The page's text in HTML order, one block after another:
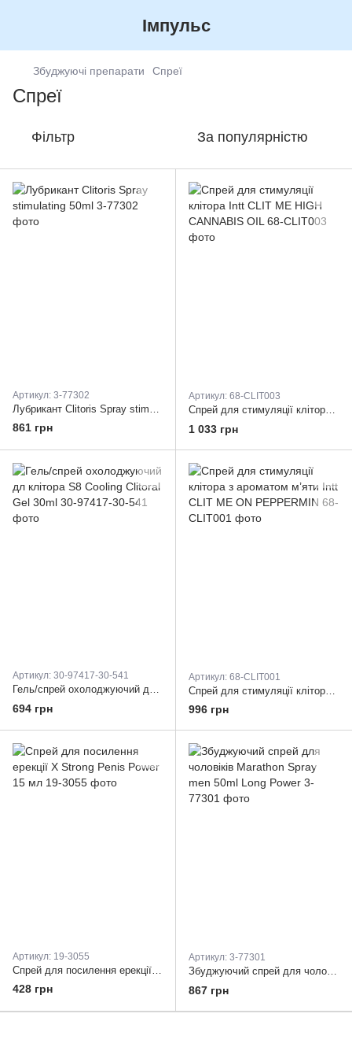
Імпульс
Збуджуючі препарати Спреї
Спреї
Фільтр За популярністю
Артикул: 3-77302
861 грн
Артикул: 68-CLIT003
Спрей для стимуляції клітора Intt CLIT ME HIGH CANNABIS OIL
1 033 грн
Артикул: 30-97417-30-541
Гель/спрей охолоджуючий дл клітора S8 Cooling Clitoral Gel 30ml
694 грн
Артикул: 68-CLIT001
996 грн
Артикул: 19-3055
428 грн
Артикул: 3-77301
Збуджуючий спрей для чоловіків Marathon Spray men 50ml Long Power
867 грн